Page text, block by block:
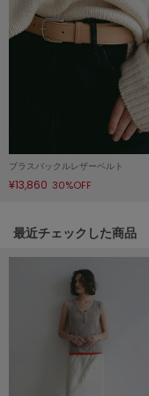
LAATO
ラート
ルコックスポルティフ
レスポートサック
LILY BROWN Lingerie
リリーブラウンランジェリー
LITTLE UNION TOKYO
リトルユニオン トウキョウ
ブラスバックルレザーベルト
¥13,860 30%OFF
関連記事
最近チェックした商品